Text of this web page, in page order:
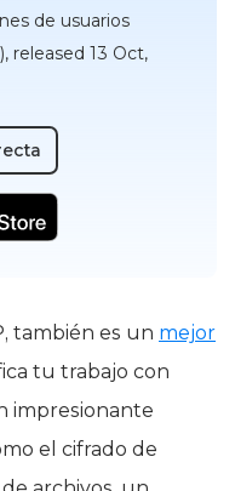
de usuarios
, released 13 Oct,
también es un mejor
tu trabajo con
impresionante
el cifrado de